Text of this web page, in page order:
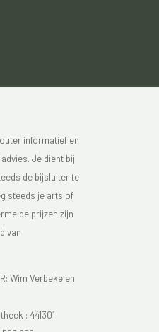
informatief en
Je dient bij
de bijsluiter te
steeds je arts of
prijzen zijn
van
Wim Verbeke en
: 441301